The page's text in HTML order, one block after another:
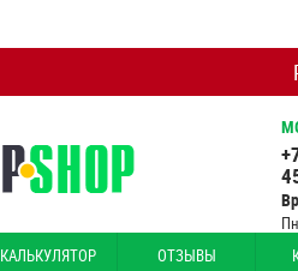
КАЛЬКУЛЯТОР ОТЗЫВЫ